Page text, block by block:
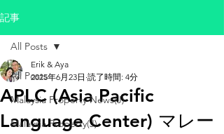
記事
All Posts
Malaysia Property News(J)
Malaysia Property(J)
All Posts
APLC (Asia Pacific
Language Center) マレー
Erik & Aya
2025年6月23日 読了時間: 4分